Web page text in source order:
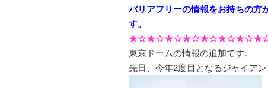
バリアフリーの情報をお持ちの方
す。
東京ドームの情報の追加です。
先日、今年2度目となるジャイア